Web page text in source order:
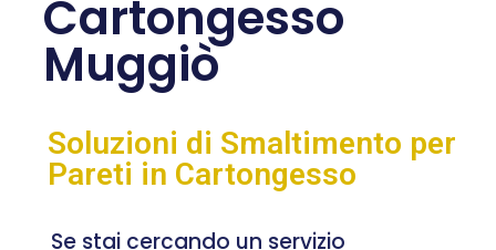
Cartongesso
Muggiò
Soluzioni di Smaltimento per
Pareti in Cartongesso
Se stai cercando un servizio